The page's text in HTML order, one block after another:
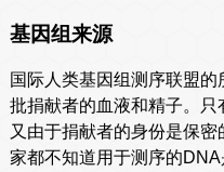
基因组来源
国际人类基因组测序联盟
批捐献者的血液和精子。只
又由于捐献者的身份是保
家都不知道用于测序的